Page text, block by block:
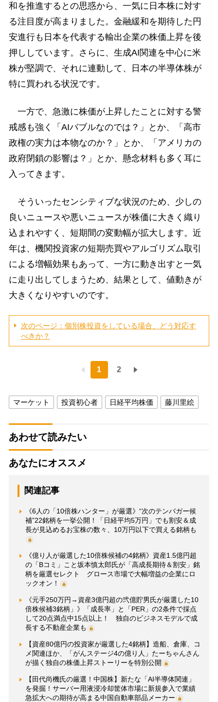
和を推進するとの思惑から、一気に日本株に対す
る注目度が高まりました。金融緩和を期待した円
安進行も日本を代表する輸出企業の株価上昇を後
押ししています。さらに、生成AI関連を中心に米
株が堅調で、それに連動して、日本の半導体株が
特に買われる状況です。
一方で、急激に株価が上昇したことに対する警
戒感も強く「AIバブルなのでは？」とか、「高市
政権の実力は本物なのか？」とか、「アメリカの
政府閉鎖の影響は？」とか、懸念材料も多く耳に
入ってきます。
そういったセンシティブな状況のため、少しの
良いニュースや悪いニュースが株価に大きく織り
込まれやすく、短期間の変動幅が拡大します。近
年は、機関投資家の短期売買やアルゴリズム取引
による増幅効果もあって、一方に動き出すと一気
に走り出してしまうため、結果として、値動きが
大きくなりやすいのです。
次のページ：個別株投資をしている場合、どう対応す
べきか？
1 2
マーケット 投資初心者 日経平均株価 藤川里絵
あわせて読みたい
あなたにオススメ
関連記事
《6人の「10倍株ハンター」が厳選》“次のテンバガー候
補”22銘柄を一挙公開！「日経平均5万円」でも割安＆成
長が見込めるお宝株の数々、10万円以下で買える銘柄も
《億り人が厳選した10倍株候補の4銘柄》資産1.5億円超
の「Bコミ」こと坂本慎太郎氏が「高成長期待＆割安」銘
柄を厳選セレクト グロース市場で大幅増益の企業にロ
ックオン！
《元手250万円→資産3億円超の弐億貯男氏が厳選した10
倍株候補3銘柄」》「成長率」と「PER」の2条件で採点
して20点満点中15点以上！ 独自のビジネスモデルで成
長する不動産企業も
【資産80億円の投資家が厳選した4銘柄】造船、倉庫、コ
メ関連ほか、「がんステージ4の億り人」たーちゃんさん
が描く独自の株価上昇ストーリーを特別公開
【田代尚機氏の厳選！中国株】新たな「AI半導体関連」
を発掘！サーバー用液浸冷却筐体市場に新規参入で業績
急拡大への期待が高まる中国自動車部品メーカー